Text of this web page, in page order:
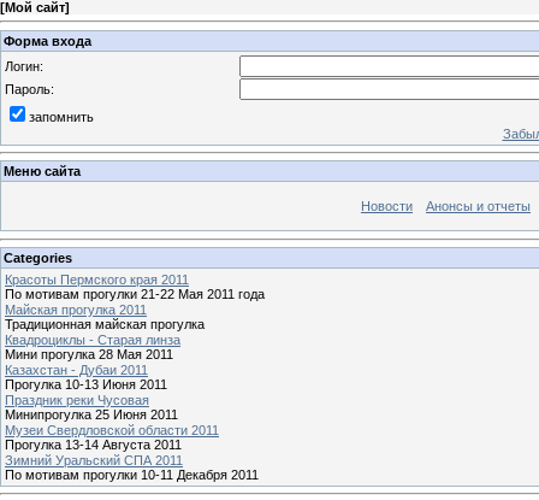
[Мой сайт]
Форма входа
Логин:
Пароль:
запомнить
Меню сайта
Новости Анонсы и отчеты
Categories
Красоты Пермского края 2011
По мотивам прогулки 21-22 Мая 2011 года
Майская прогулка 2011
Традиционная майская прогулка
Квадроциклы - Старая линза
Мини прогулка 28 Мая 2011
Казахстан - Дубаи 2011
Прогулка 10-13 Июня 2011
Праздник реки Чусовая
Минипрогулка 25 Июня 2011
Музеи Свердловской области 2011
Прогулка 13-14 Августа 2011
Зимний Уральский СПА 2011
По мотивам прогулки 10-11 Декабря 2011